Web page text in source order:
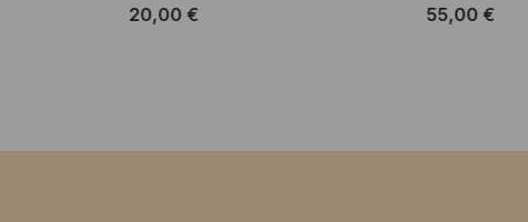
20,00€ 55,00 €